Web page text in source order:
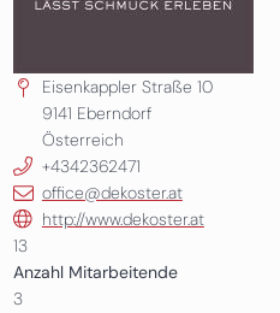
Eisenkappler Straße 10
9141 Eberndorf
Österreich
+4342362471
office@dekoster.at
http://www.dekoster.at
13
Anzahl Mitarbeitende
3